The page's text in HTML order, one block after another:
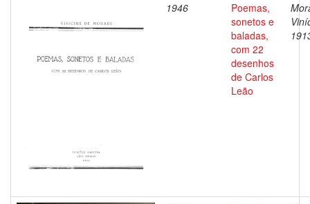
1946
Poemas,
sonetos e
baladas,
com 22
desenhos
de Carlos
Leão